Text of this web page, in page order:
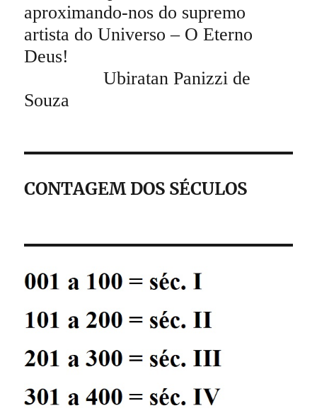
aproximando-nos do supremo
artista do Universo – O Eterno
Deus!
Ubiratan Panizzi de
Souza
CONTAGEM DOS SÉCULOS